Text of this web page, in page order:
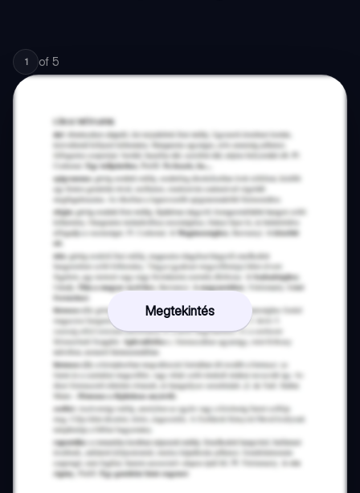
1 of 5
Megtekintés